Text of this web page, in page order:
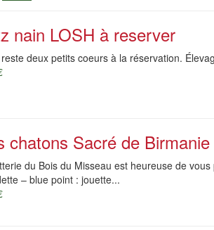
nain LOSH à reserver
deux petits coeurs à la réservation.
chatons Sacré de
du Bois du Misseau est heureuse de
– blue point : jouette...